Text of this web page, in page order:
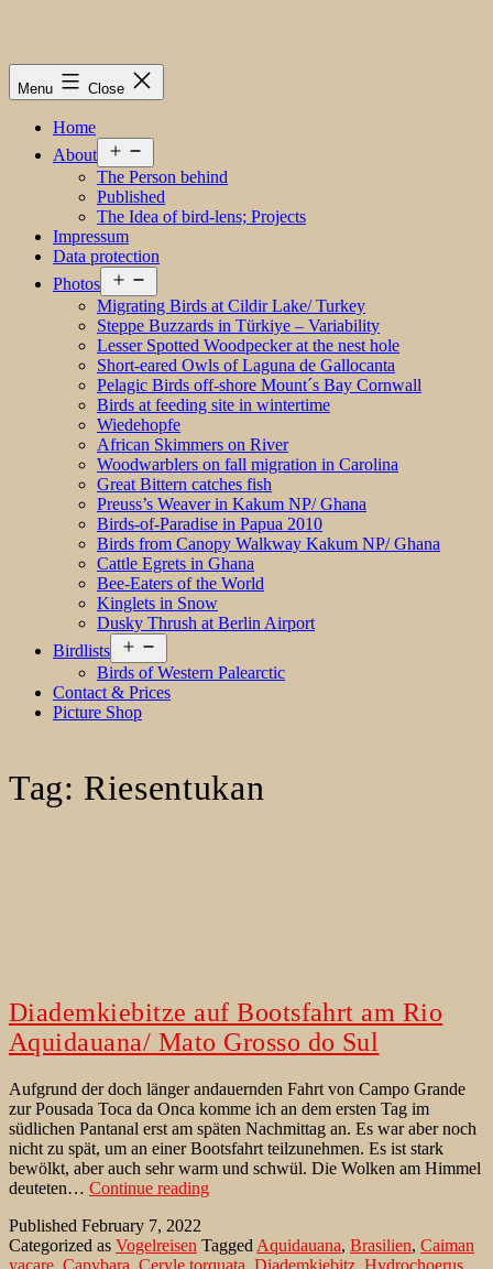
Menu Close
Home
About
menu
The Person behind
Published
The Idea of bird-lens; Projects
Impressum
Data protection
Photos
menu
Migrating Birds at Cildir Lake/ Turkey
Steppe Buzzards in Türkiye – Variability
Lesser Spotted Woodpecker at the nest hole
Short-eared Owls of Laguna de Gallocanta
Pelagic Birds off-shore Mount´s Bay Cornwall
Birds at feeding site in wintertime
Wiedehopfe
African Skimmers on River
Woodwarblers on fall migration in Carolina
Great Bittern catches fish
Preuss’s Weaver in Kakum NP/ Ghana
Birds-of-Paradise in Papua 2010
Birds from Canopy Walkway Kakum NP/ Ghana
Cattle Egrets in Ghana
Bee-Eaters of the World
Kinglets in Snow
Dusky Thrush at Berlin Airport
Birdlists
menu
Birds of Western Palearctic
Contact & Prices
Picture Shop
Tag: Riesentukan
Diademkiebitze auf Bootsfahrt am Rio
Aquidauana/ Mato Grosso do Sul
Aufgrund der doch länger andauernden Fahrt von Campo Grande
zur Pousada Toca da Onca komme ich an dem ersten Tag im
südlichen Pantanal erst am späten Nachmittag an. Es war aber noch
nicht zu spät, um an einer Bootsfahrt teilzunehmen. Es ist stark
bewölkt, aber auch sehr warm und schwül. Die Wolken am Himmel
deuteten… Continue readingDiademkiebitze
am
Published February 7, 2022
Categorized as Vogelreisen Tagged Aquidauana, Brasilien, Caiman
yacare, Capybara, Ceryle torquata, Diademkiebitz, Hydrochoerus